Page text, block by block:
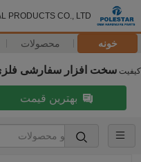
PRODUCTS CO., LTD
خونه محصولات
کیفیت سخت افزار سفارشی
بهترین قیمت